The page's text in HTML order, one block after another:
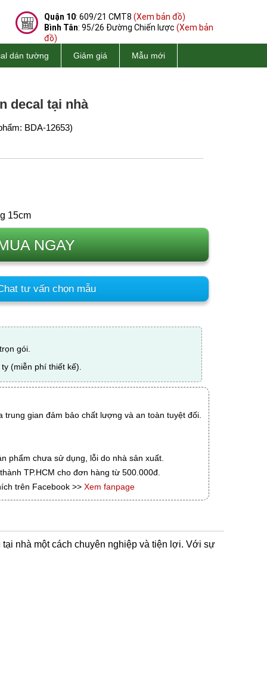
Quận 10: 609/21 CMT8 (Xem bản đồ)
Bình Tân: 95/26 Đường Chiến lược (Xem bản
đồ)
dán tường Giảm giá Mẫu mới
decal tại nhà
BDA-12653)
15cm
NGAY
tư vấn chọn mẫu
gói.
(miễn phí thiết kế).
trung gian đảm bảo chất lượng và an toàn tuyệt đối.
phẩm chưa sử dụng, lỗi do nhà sản xuất.
TP.HCM cho đơn hàng từ 500.000đ.
trên Facebook >> Xem fanpage
nhà một cách chuyên nghiệp và tiện lợi. Với sự